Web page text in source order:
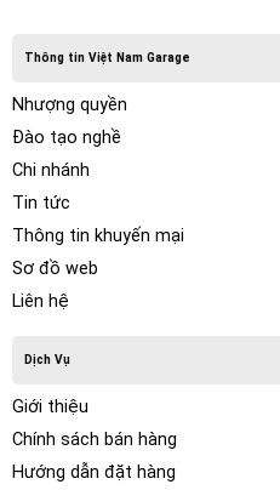
Thông tin Việt Nam Garage
Nhượng quyền
Đào tạo nghề
Chi nhánh
Tin tức
Thông tin khuyến mại
Sơ đồ web
Liên hệ
Dịch Vụ
Giới thiệu
Chính sách bán hàng
Hướng dẫn đặt hàng